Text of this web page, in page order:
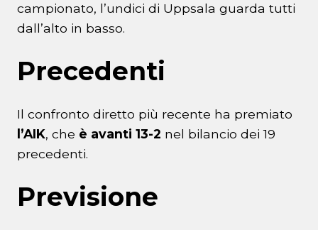
campionato, l’undici di Uppsala guarda tutti
dall’alto in basso.
Precedenti
Il confronto diretto più recente ha premiato
l’AIK, che è avanti 13-2 nel bilancio dei 19
precedenti.
Previsione